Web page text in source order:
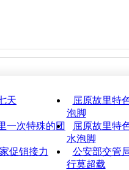
天
屈原故里特
泡脚
一次特殊的团
屈原故里特
水泡脚
促销接力
公安部交管
行莫超载